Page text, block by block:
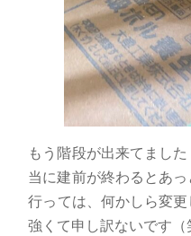
もう階段が出来てまし
当に建前が終わるとあ
行っては、何かしら変
強くて申し訳ないです（